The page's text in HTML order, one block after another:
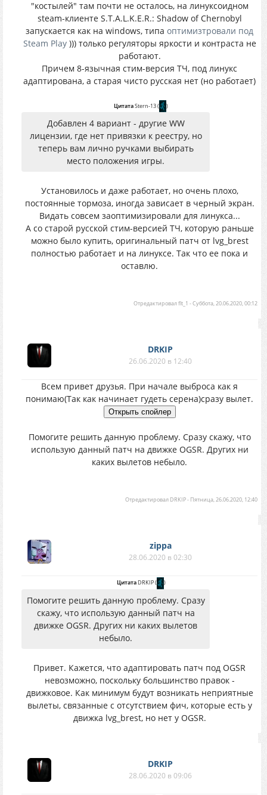
"костылей" там почти не осталось, на линуксоидном
steam-клиенте S.T.A.L.K.E.R.: Shadow of Chernobyl
запускается как на windows, типа оптимизтровали под
Steam Play))) только регуляторы яркости и контраста не
работают.
Причем 8-язычная стим-версия ТЧ, под линукс
адаптирована, а старая чисто русская нет (но работает)
ЦитатаStern-13( )
Добавлен 4 вариант - другие WW
лицензии, где нет привязки к реестру, но
теперь вам лично ручками выбирать
место положения игры.
Установилось и даже работает, но очень плохо,
постоянные тормоза, иногда зависает в черный экран.
Видать совсем заоптимизировали для линукса...
А со старой русской стим-версией ТЧ, которую раньше
можно было купить, оригинальный патч от lvg_brest
полностью работает и на линуксе. Так что ее пока и
оставлю.
Отредактировалflt_1 -Суббота, 20.06.2020, 00:12
DRKIP
26.06.2020 в 12:40
Всем привет друзья. При начале выброса как я
понимаю(Так как начинает гудеть серена)сразу вылет.
Помогите решить данную проблему. Сразу скажу, что
использую данный патч на движке OGSR. Других ни
каких вылетов небыло.
Отредактировал DRKIP- Пятница, 26.06.2020, 12:40
zippa
28.06.2020 в 02:30
ЦитатаDRKIP( )
Помогите решить данную проблему. Сразу
скажу, что использую данный патч на
движке OGSR. Других ни каких вылетов
небыло.
Привет. Кажется, что адаптировать патч под OGSR
невозможно, поскольку большинство правок -
движковое. Как минимум будут возникать неприятные
вылеты, связанные с отсутствием фич, которые есть у
движка lvg_brest, но нет у OGSR.
DRKIP
28.06.2020 в 09:06